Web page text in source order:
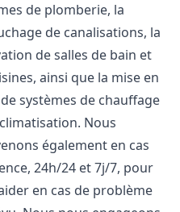
de plomberie, la
de canalisations, la
de salles de bain et
ainsi que la mise en
systèmes de chauffage
Nous
également en cas
24h/24 et 7j/7, pour
en cas de problème